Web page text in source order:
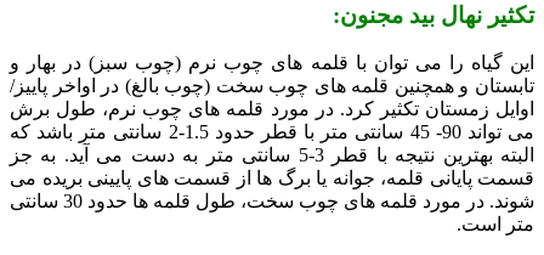
تکثیر نهال بید مجنون:
این گیاه را می توان با قلمه های چوب نرم (چوب سبز) در بهار و
تابستان و همچنین قلمه های چوب سخت (چوب بالغ) در اواخر پاییز/
اوایل زمستان تکثیر کرد.در مورد قلمه های چوب نرم، طول برش
می تواند 90- 45 سانتی متر با قطر حدود 1.5-2 سانتی متر باشد که
البته بهترین نتیجه با قطر 3-5 سانتی متر به دست می آید.
به جز
قسمت پایانی قلمه، جوانه یا برگ ها از قسمت های پایینی بریده می
شوند. در مورد قلمه های چوب سخت، طول قلمه ها حدود 30 سانتی
متر است.